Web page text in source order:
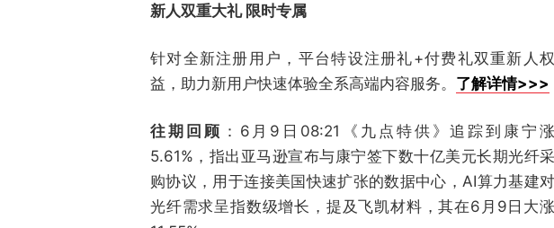
新人双重大礼 限时专属
针对全新注册用户，平台特设注册礼+付费礼双重新人权
益，助力新用户快速体验全系高端内容服务。 了解详情>>>
往期回顾 ：6月9日08:21《九点特供》追踪到康宁
5.61%，指出亚马逊宣布与康宁签下数十亿美元长期光纤采
购协议，用于连接美国快速扩张的数据中心，AI算力基建对
光纤需求呈指数级增长，提及飞凯材料，其在6月9日大涨